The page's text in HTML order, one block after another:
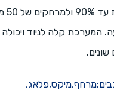
לאורך
המערכת קלה לניוד ויכולה